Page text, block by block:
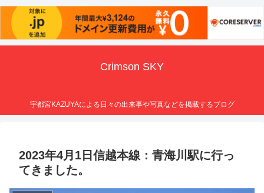
Crimson SKY
宇都宮KAZUYAによる日々の出来事や写真などを掲載するブログ
2023年4月1日信越本線：青海川駅に行っ
てきました。